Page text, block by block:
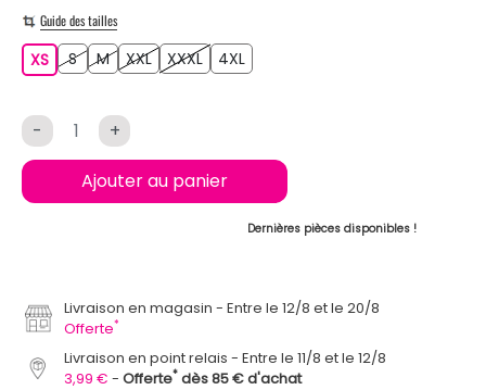
Guide des tailles
XSXSSS MM XXLXXLXXXLXXXL
4XL
- +
Ajouter au panier
Dernières pièces disponibles !
Livraison en magasin
Entre le 12/8 et le 20/8
Offerte*
Livraison en point relais
Entre le 11/8 et le 12/8
3,99 €
Offerte* dès 85 € d'achat